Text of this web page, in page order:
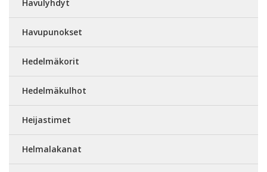
Havulyhdyt
Havupunokset
Hedelmäkorit
Hedelmäkulhot
Heijastimet
Helmalakanat